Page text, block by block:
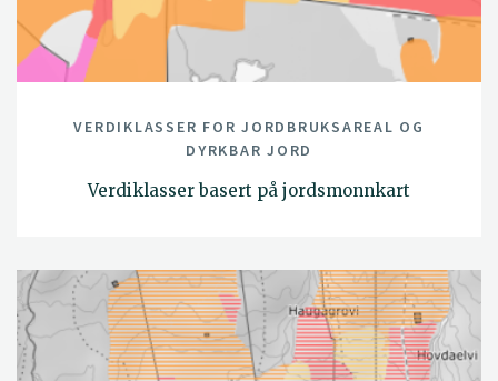
VERDIKLASSER FOR JORDBRUKSAREAL OG
DYRKBAR JORD
Verdiklasser basert på jordsmonnkart